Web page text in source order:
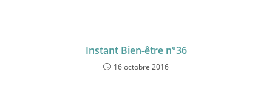
Instant Bien-être n°36
16 octobre 2016